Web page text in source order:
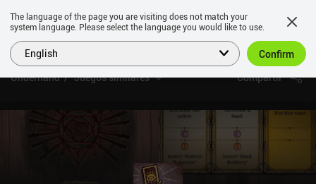
Underhand Juegos similares Compartir
The language of the page you are visiting does not match your
system language. Please select the language you would like to use.
English Confirm